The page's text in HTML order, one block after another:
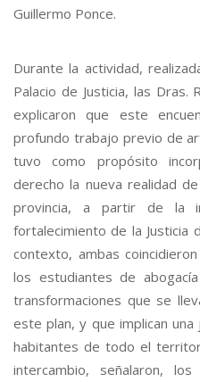
Guillermo Ponce.
Durante la actividad,
Palacio de Justicia, las Dras.
explicaron que este
profundo trabajo previo de
tuvo como propósito
derecho la nueva realidad
provincia, a partir de la
fortalecimiento de la Justicia
contexto, ambas
los estudiantes de
transformaciones que se
este plan, y que implican
habitantes de todo el
intercambio, señalaron,